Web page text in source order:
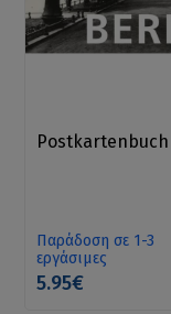
Παράδοση σε 1-3
εργάσιμες
5.95€